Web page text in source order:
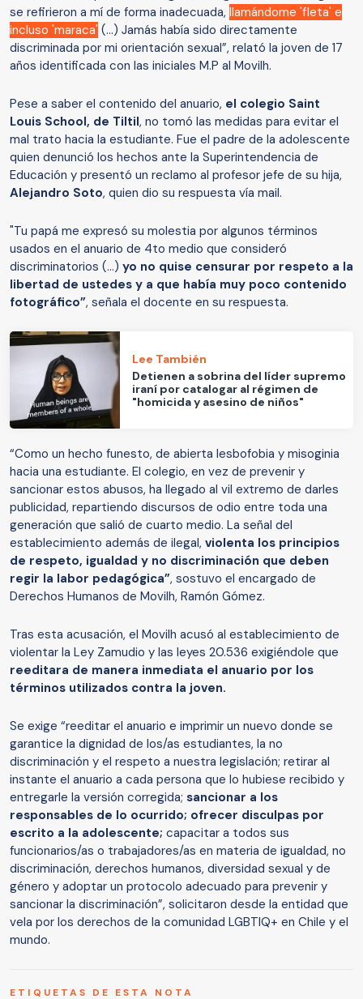
se refirieron a mí de forma inadecuada, llamándome 'fleta' e
incluso 'maraca' (…) Jamás había sido directamente
discriminada por mi orientación sexual”, relató la joven de 17
años identificada con las iniciales M.P al Movilh.
Pese a saber el contenido del anuario, el colegio Saint
Louis School, de Tiltil, no tomó las medidas para evitar el
mal trato hacia la estudiante. Fue el padre de la adolescente
quien denunció los hechos ante la Superintendencia de
Educación y presentó un reclamo al profesor jefe de su hija,
Alejandro Soto, quien dio su respuesta vía mail.
"Tu papá me expresó su molestia por algunos términos
usados en el anuario de 4to medio que consideró
discriminatorios (…) yo no quise censurar por respeto a la
libertad de ustedes y a que había muy poco contenido
fotográfico”, señala el docente en su respuesta.
Lee También
Detienen a sobrina del líder supremo
iraní por catalogar al régimen de
"homicida y asesino de niños"
“Como un hecho funesto, de abierta lesbofobia y misoginia
hacia una estudiante. El colegio, en vez de prevenir y
sancionar estos abusos, ha llegado al vil extremo de darles
publicidad, repartiendo discursos de odio entre toda una
generación que salió de cuarto medio. La señal del
establecimiento además de ilegal, violenta los principios
de respeto, igualdad y no discriminación que deben
regir la labor pedagógica”, sostuvo el encargado de
Derechos Humanos de Movilh, Ramón Gómez.
Tras esta acusación, el Movilh acusó al establecimiento de
violentar la Ley Zamudio y las leyes 20.536 exigiéndole que
reeditara de manera inmediata el anuario por los
términos utilizados contra la joven.
Se exige “reeditar el anuario e imprimir un nuevo donde se
garantice la dignidad de los/as estudiantes, la no
discriminación y el respeto a nuestra legislación; retirar al
instante el anuario a cada persona que lo hubiese recibido y
entregarle la versión corregida; sancionar a los
responsables de lo ocurrido; ofrecer disculpas por
escrito a la adolescente; capacitar a todos sus
funcionarios/as o trabajadores/as en materia de igualdad, no
discriminación, derechos humanos, diversidad sexual y de
género y adoptar un protocolo adecuado para prevenir y
sancionar la discriminación”, solicitaron desde la entidad que
vela por los derechos de la comunidad LGBTIQ+ en Chile y el
mundo.
ETIQUETAS DE ESTA NOTA